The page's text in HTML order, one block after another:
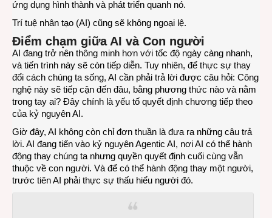
ứng dụng hình thành và phát triển quanh nó.
Trí tuệ nhân tạo (AI) cũng sẽ không ngoại lệ.
Điểm chạm giữa AI và Con người
AI đang trở nên thông minh hơn với tốc độ ngày càng nhanh,
và tiến trình này sẽ còn tiếp diễn. Tuy nhiên, để thực sự thay
đổi cách chúng ta sống, AI cần phải trả lời được câu hỏi: Công
nghệ này sẽ tiếp cận đến đâu, bằng phương thức nào và nằm
trong tay ai? Đây chính là yếu tố quyết định chương tiếp theo
của kỷ nguyên AI.
Giờ đây, AI không còn chỉ đơn thuần là đưa ra những câu trả
lời. AI đang tiến vào kỷ nguyên Agentic AI, nơi AI có thể hành
động thay chúng ta nhưng quyền quyết định cuối cùng vẫn
thuộc về con người. Và để có thể hành động thay một người,
trước tiên AI phải thực sự thấu hiểu người đó.